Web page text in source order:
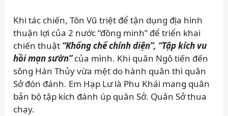
Khi tác chiến, Tôn Vũ triệt để tận dụng địa hình
thuận lợi của 2 nước “đồng minh” để triển khai
chiến thuật “Khống chế chính diện”, “Tập kích vu
hồi mạn sườn”của mình. Khi quân Ngô tiến đến
sông Hán Thủy vừa mệt do hành quân thì quân
Sở đón đánh. Em Hạp Lư là Phu Khái mang quân
bản bộ tập kích đánh úp quân Sở. Quân Sở thua
chạy.